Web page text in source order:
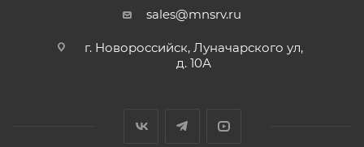
sales@mnsrv.ru
г. Новороссийск, Луначарского ул,
д. 10А